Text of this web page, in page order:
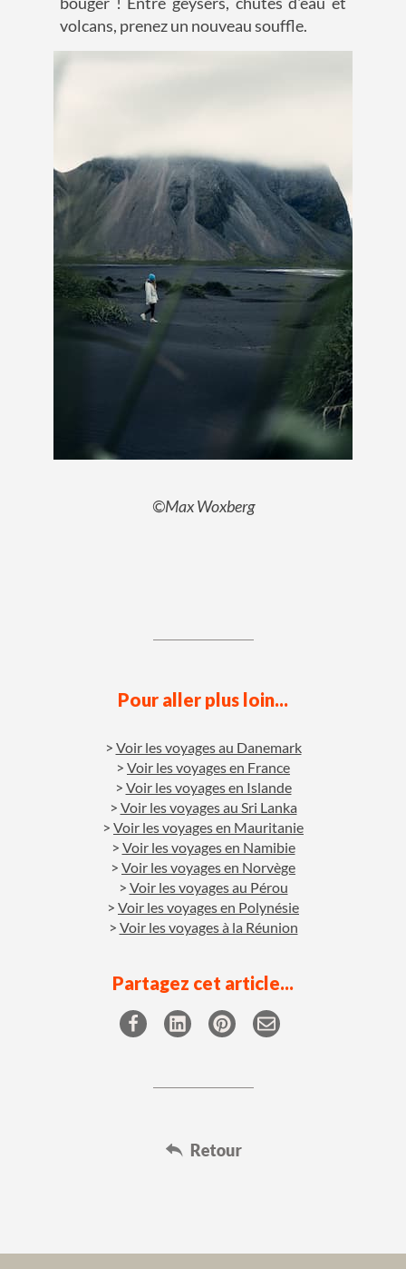
volcans, prenez un nouveau souffle.
©Max Woxberg
Pour aller plus loin...
Voir les voyages au Danemark
Voir les voyages en France
Voir les voyages en Islande
Voir les voyages au Sri Lanka
Voir les voyages en Mauritanie
Voir les voyages en Namibie
Voir les voyages en Norvège
Voir les voyages au Pérou
Voir les voyages en Polynésie
Voir les voyages à la Réunion
Partagez cet article...